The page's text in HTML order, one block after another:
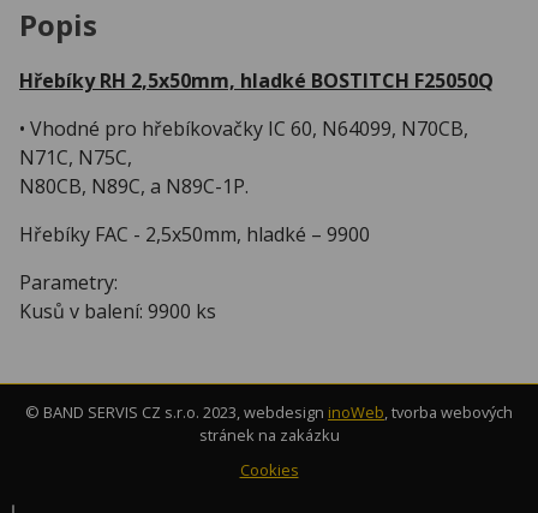
Popis
Hřebíky RH 2,5x50mm, hladké BOSTITCH F25050Q
• Vhodné pro hřebíkovačky IC 60, N64099, N70CB,
N71C, N75C,
N80CB, N89C, a N89C-1P.
Hřebíky FAC - 2,5x50mm, hladké – 9900
Parametry:
Kusů v balení: 9900 ks
© BAND SERVIS CZ s.r.o. 2023, webdesign inoWeb, tvorba webových
stránek na zakázku
Cookies